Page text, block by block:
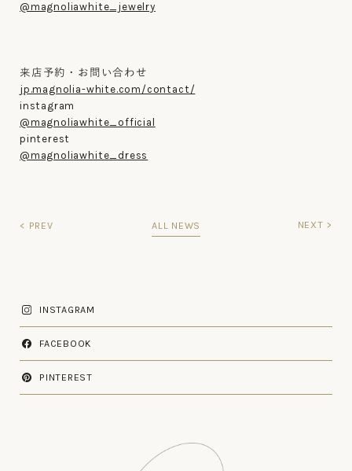
@magnoliawhite_jewelry
来店予約・お問い合わせ
jp.magnolia-white.com/contact/
instagram
@magnoliawhite_official
pinterest
@magnoliawhite_dress
< PREV ALL NEWS NEXT >
INSTAGRAM
FACEBOOK
PINTEREST